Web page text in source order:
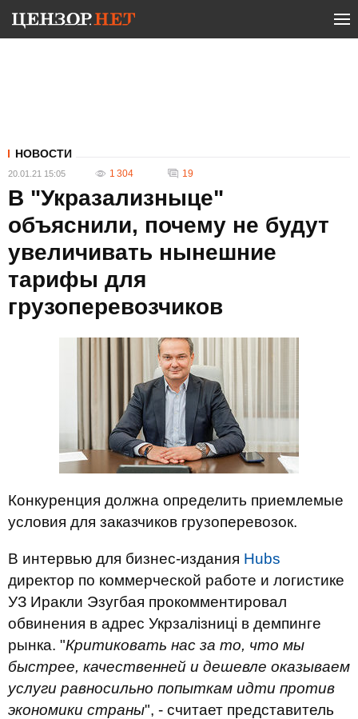
НОВОСТИ
20.01.21 15:05 1 304 19
В "Укразализныце"
объяснили, почему не будут
увеличивать нынешние
тарифы для
грузоперевозчиков
Конкуренция должна определить приемлемые
условия для заказчиков грузоперевозок.
В интервью для бизнес-издания Hubs
директор по коммерческой работе и логистике
УЗ Иракли Эзугбая прокомментировал
обвинения в адрес Укрзалізниці в демпинге
рынка. "Критиковать нас за то, что мы
быстрее, качественней и дешевле оказываем
услуги равносильно попыткам идти против
экономики страны", - считает представитель